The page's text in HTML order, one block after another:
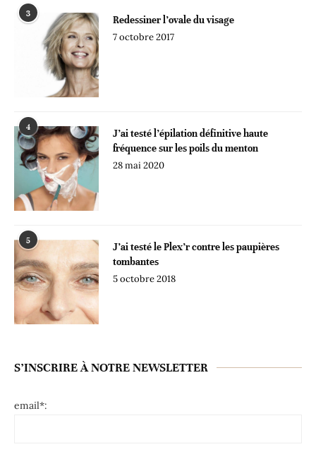
3
Redessiner l’ovale du visage
7 octobre 2017
4
J’ai testé l’épilation définitive haute
fréquence sur les poils du menton
28 mai 2020
5
J’ai testé le Plex’r contre les paupières
tombantes
5 octobre 2018
S’INSCRIRE À NOTRE NEWSLETTER
email*: